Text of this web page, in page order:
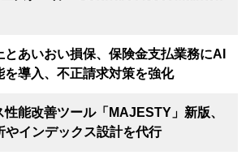
とあいおい損保、保険金支払業務にAI
を導入、不正請求対策を強化
性能改善ツール「MAJESTY」新版、
やインデックス設計を代行